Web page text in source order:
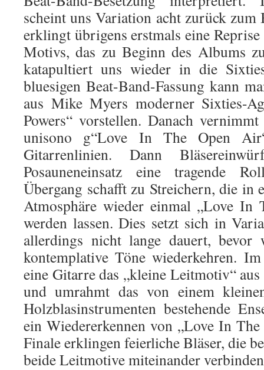
scheint uns Variation acht zurück
erklingt übrigens erstmals eine
Motivs, das zu Beginn des Albums
katapultiert uns wieder in die
bluesigen Beat-Band-Fassung kann
aus Mike Myers moderner Sixties-
Powers“ vorstellen. Danach
unisono g“Love In The Open
Gitarrenlinien. Dann
Posauneneinsatz eine tragende
Übergang schafft zu Streichern, die in
Atmosphäre wieder einmal „Love In
werden lassen. Dies setzt sich in
allerdings nicht lange dauert, bevor
kontemplative Töne wiederkehren.
eine Gitarre das „kleine Leitmotiv“
und umrahmt das von einem
Holzblasinstrumenten bestehende
ein Wiedererkennen von „Love In
Finale erklingen feierliche Bläser, die
beide Leitmotive miteinander